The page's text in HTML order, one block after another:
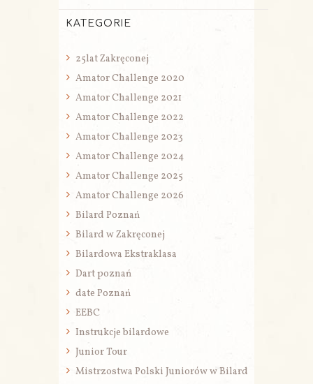
KATEGORIE
25lat Zakręconej
Amator Challenge 2020
Amator Challenge 2021
Amator Challenge 2022
Amator Challenge 2023
Amator Challenge 2024
Amator Challenge 2025
Amator Challenge 2026
Bilard Poznań
Bilard w Zakręconej
Bilardowa Ekstraklasa
Dart poznań
date Poznań
EEBC
Instrukcje bilardowe
Junior Tour
Mistrzostwa Polski Juniorów w Bilard